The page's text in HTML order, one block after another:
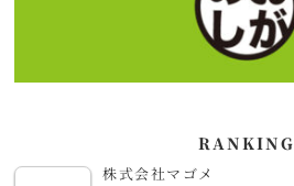
RANKING
株式会社マゴメ